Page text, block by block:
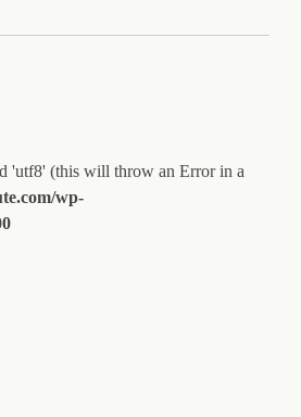
'utf8' (this will throw an Error in a
wp-